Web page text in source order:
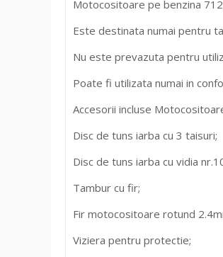
Motocositoare pe benzina
Este destinata numai pentru
Nu este prevazuta pentru
Poate fi utilizata numai in
Accesorii incluse
Disc de tuns iarba cu 3 taisuri;
Disc de tuns iarba cu vidia
Tambur cu fir;
Fir motocositoare rotund
Viziera pentru protectie;